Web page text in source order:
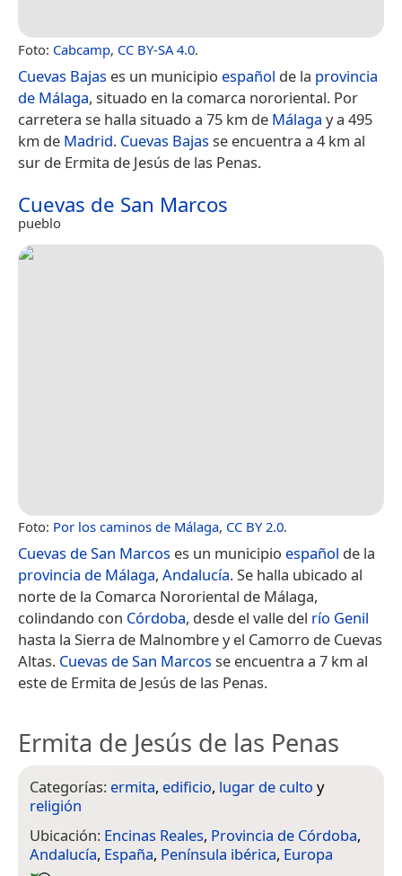
Foto: Cabcamp, CC BY-SA 4.0.
Cuevas Bajas es un municipio español de la provincia
de Málaga, situado en la comarca nororiental. Por
carretera se halla situado a 75 km de Málaga y a 495
km de Madrid. Cuevas Bajasse encuentra a 4 km al
sur de Ermita de Jesús de las Penas.
Cuevas de San Marcos
pueblo
Foto: Por los caminos de Málaga, CC BY 2.0.
Cuevas de San Marcos es un municipio español de la
provincia de Málaga, Andalucía. Se halla ubicado al
norte de la Comarca Nororiental de Málaga,
colindando con Córdoba, desde el valle del río Genil
hasta la Sierra de Malnombre y el Camorro de Cuevas
Altas. Cuevas de San Marcosse encuentra a 7 km al
este de Ermita de Jesús de las Penas.
Ermita de Jesús de las Penas
Categorías: ermita, edificio, lugar de culto y
religión
Ubicación: Encinas Reales, Provincia de Córdoba,
Andalucía, España, Península ibérica, Europa